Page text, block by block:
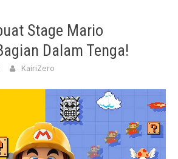
Stage Mario
Dalam Tenga!
KairiZero